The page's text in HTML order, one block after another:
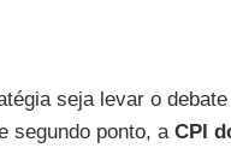
seja levar o
segundo ponto, a CPI